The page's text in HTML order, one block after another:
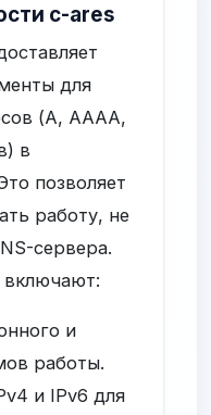
c-ares
для
(A, AAAA,
в
позволяет
работу, не
сервера.
включают:
и
работы.
и IPv6 для